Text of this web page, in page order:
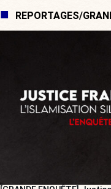
REPORTAGES/